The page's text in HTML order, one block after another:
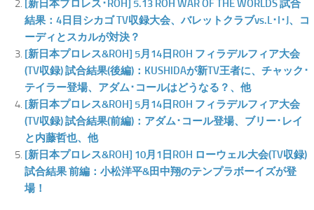
[新日本プロレス･ROH] 5.13 ROH WAR OF THE WORLDS 試合
結果：4日目シカゴ TV収録大会、バレットクラブvs.L･I･J、コ
ーディとスカルが対決？
[新日本プロレス&ROH] 5月14日ROH フィラデルフィア大会
(TV収録) 試合結果(後編)：KUSHIDAが新TV王者に、チャック･
テイラー登場、アダム･コールはどうなる？、他
[新日本プロレス&ROH] 5月14日ROH フィラデルフィア大会
(TV収録) 試合結果(前編)：アダム･コール登場、ブリー･レイ
と内藤哲也、他
[新日本プロレス&ROH] 10月1日ROH ローウェル大会(TV収録)
試合結果 前編：小松洋平&田中翔のテンプラボーイズが登
場！